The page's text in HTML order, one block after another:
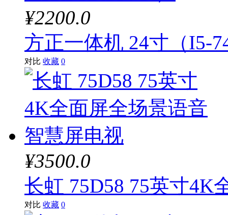
¥2200.0
方正一体机 24寸（I5-
对比 收藏 0
¥3500.0
长虹 75D58 75英寸4K
对比 收藏 0